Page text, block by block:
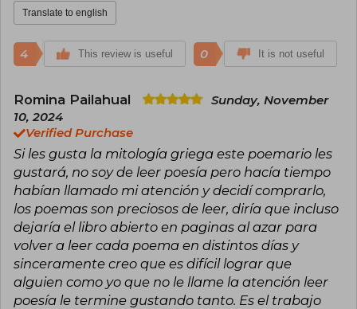
Translate to english
4 This review is useful 0 It is not useful
Romina Pailahual
Sunday, November
10, 2024
Verified Purchase
Si les gusta la mitología griega este poemario les
gustará, no soy de leer poesía pero hacía tiempo
habían llamado mi atención y decidí comprarlo,
los poemas son preciosos de leer, diría que incluso
dejaría el libro abierto en paginas al azar para
volver a leer cada poema en distintos días y
sinceramente creo que es difícil lograr que
alguien como yo que no le llame la atención leer
poesía le termine gustando tanto. Es el trabajo